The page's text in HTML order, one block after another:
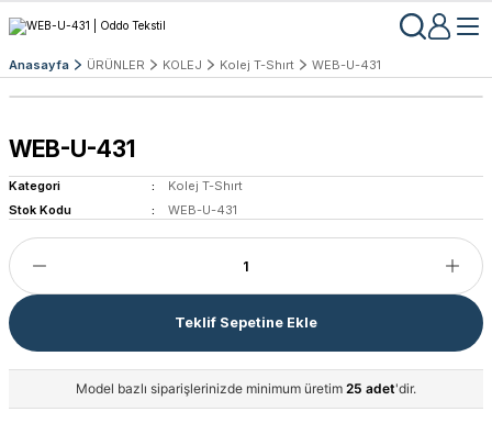
Anasayfa ÜRÜNLER KOLEJ Kolej T-Shırt WEB-U-431
WEB-U-431
Kategori
Kolej T-Shırt
Stok Kodu
WEB-U-431
Teklif Sepetine Ekle
Model bazlı siparişlerinizde minimum üretim 25 adet'dir.